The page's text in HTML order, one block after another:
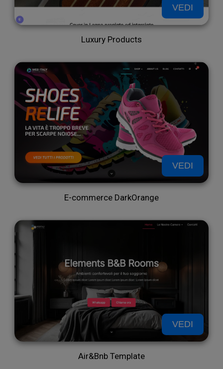
Luxury Products
VEDI
E-commerce DarkOrange
VEDI
Air&Bnb Template
VEDI
e